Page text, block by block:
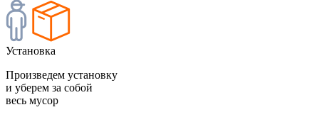
Установка
Произведем установку
и уберем за собой
весь мусор